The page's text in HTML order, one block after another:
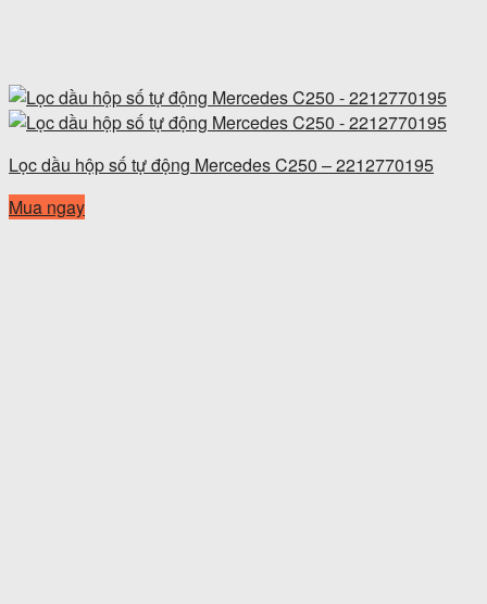
Lọc dầu hộp số tự động Mercedes C250 – 2212770195
Mua ngay